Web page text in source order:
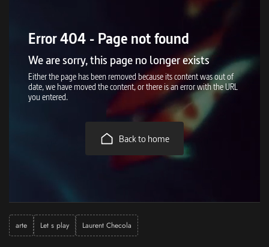
arte Let s play Laurent Checola